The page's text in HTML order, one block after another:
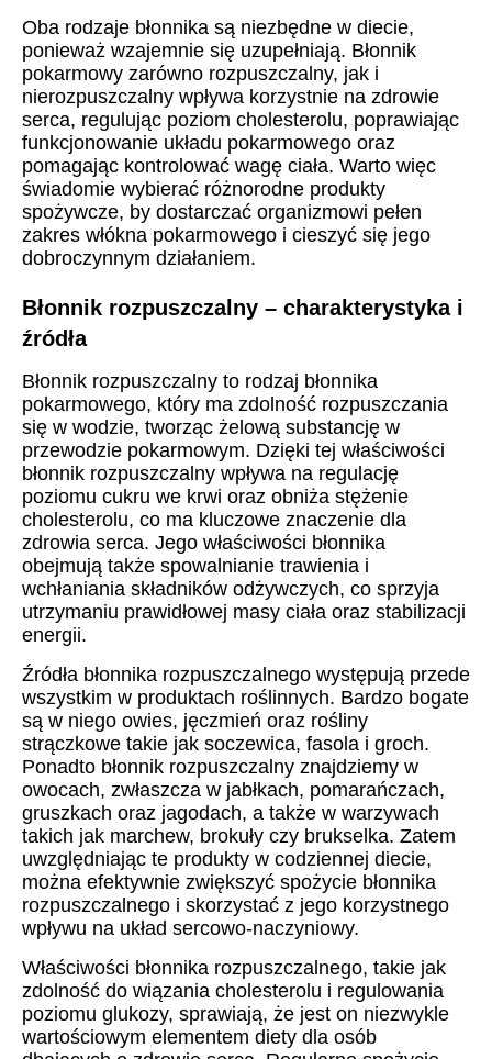
Oba rodzaje błonnika są niezbędne w diecie,
ponieważ wzajemnie się uzupełniają. Błonnik
pokarmowy zarówno rozpuszczalny, jak i
nierozpuszczalny wpływa korzystnie na zdrowie
serca, regulując poziom cholesterolu, poprawiając
funkcjonowanie układu pokarmowego oraz
pomagając kontrolować wagę ciała. Warto więc
świadomie wybierać różnorodne produkty
spożywcze, by dostarczać organizmowi pełen
zakres włókna pokarmowego i cieszyć się jego
dobroczynnym działaniem.
Błonnik rozpuszczalny – charakterystyka i
źródła
Błonnik rozpuszczalny to rodzaj błonnika
pokarmowego, który ma zdolność rozpuszczania
się w wodzie, tworząc żelową substancję w
przewodzie pokarmowym. Dzięki tej właściwości
błonnik rozpuszczalny wpływa na regulację
poziomu cukru we krwi oraz obniża stężenie
cholesterolu, co ma kluczowe znaczenie dla
zdrowia serca. Jego właściwości błonnika
obejmują także spowalnianie trawienia i
wchłaniania składników odżywczych, co sprzyja
utrzymaniu prawidłowej masy ciała oraz stabilizacji
energii.
Źródła błonnika rozpuszczalnego występują przede
wszystkim w produktach roślinnych. Bardzo bogate
są w niego owies, jęczmień oraz rośliny
strączkowe takie jak soczewica, fasola i groch.
Ponadto błonnik rozpuszczalny znajdziemy w
owocach, zwłaszcza w jabłkach, pomarańczach,
gruszkach oraz jagodach, a także w warzywach
takich jak marchew, brokuły czy brukselka. Zatem
uwzględniając te produkty w codziennej diecie,
można efektywnie zwiększyć spożycie błonnika
rozpuszczalnego i skorzystać z jego korzystnego
wpływu na układ sercowo-naczyniowy.
Właściwości błonnika rozpuszczalnego, takie jak
zdolność do wiązania cholesterolu i regulowania
poziomu glukozy, sprawiają, że jest on niezwykle
wartościowym elementem diety dla osób